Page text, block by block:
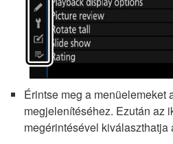
Érintse meg a menüelemeket
megjelenítéséhez. Ezután az
megérintésével kiválaszthatja